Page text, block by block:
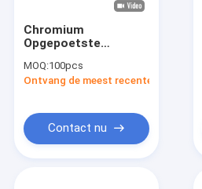
Chromium
Opgepoetste
Komgootsteen
85*48cm van het
staal
MOQ:100pcs
Ontvang de meest recente Prijs
Contact nu